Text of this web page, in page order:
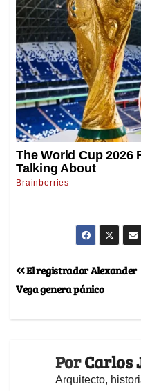
El registrador Alexander
Vega genera pánico
PorCarlos
Arquitecto,